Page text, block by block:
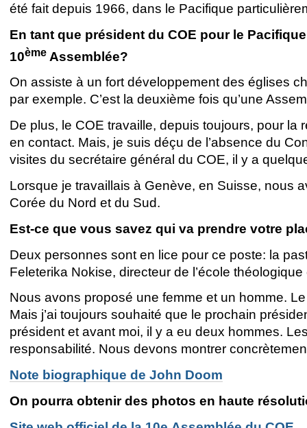
été fait depuis 1966, dans le Pacifique
En tant que président du COE pour le
10ème Assemblée?
On assiste à un fort développement des églises
par exemple. C’est la deuxième fois qu’une
De plus, le COE travaille, depuis toujours, pour
en contact. Mais, je suis déçu de l’absence du
visites du secrétaire général du COE, il y a
Lorsque je travaillais à Genève, en Suisse, nous
Corée du Nord et du Sud.
Est-ce que vous savez qui va prendre votre
Deux personnes sont en lice pour ce poste: la
Feleterika Nokise, directeur de l’école
Nous avons proposé une femme et un homme.
Mais j’ai toujours souhaité que le prochain
président et avant moi, il y a eu deux hommes.
responsabilité. Nous devons montrer
Note biographique de John Doom
On pourra obtenir des photos en haute